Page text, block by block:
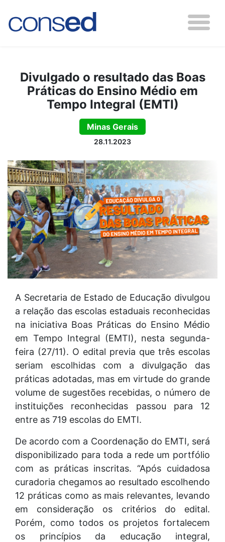
Divulgado o resultado das Boas
Práticas do Ensino Médio em
Tempo Integral (EMTI)
Minas Gerais
28.11.2023
A Secretaria de Estado de Educação divulgou
a relação das escolas estaduais reconhecidas
na iniciativa Boas Práticas do Ensino Médio
em Tempo Integral (EMTI), nesta segunda-
feira (27/11). O edital previa que três escolas
seriam escolhidas com a divulgação das
práticas adotadas, mas em virtude do grande
volume de sugestões recebidas, o número de
instituições reconhecidas passou para 12
entre as 719 escolas do EMTI.
De acordo com a Coordenação do EMTI, será
disponibilizado para toda a rede um portfólio
com as práticas inscritas. “Após cuidadosa
curadoria chegamos ao resultado escolhendo
12 práticas como as mais relevantes, levando
em consideração os critérios do edital.
Porém, como todos os projetos fortalecem
os princípios da educação integral,